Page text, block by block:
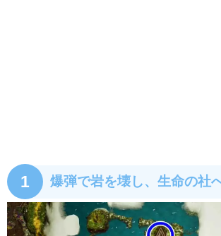
1 爆弾で岩を壊し、生命の社